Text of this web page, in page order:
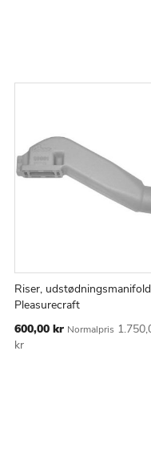
Læg i kurv
Riser,
Pleasurecraft
Tilbudspris
600,00 kr Normalpris
kr